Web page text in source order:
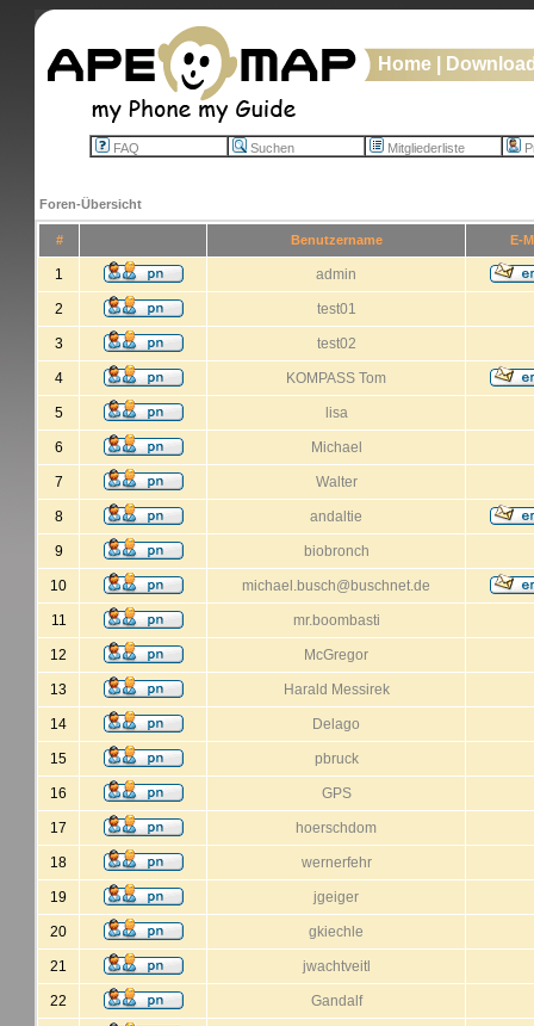
Home
FAQ Suchen Mitgliederliste
Foren-Übersicht
# Benutzername E-
1 admin
2 test01
3 test02
4 KOMPASS Tom
5 lisa
6 Michael
7 Walter
8 andaltie
9 biobronch
10 michael.busch@buschnet.de
11 mr.boombasti
12 McGregor
13 Harald Messirek
14 Delago
15 pbruck
16 GPS
17 hoerschdom
18 wernerfehr
19 jgeiger
20 gkiechle
21 jwachtveitl
22 Gandalf